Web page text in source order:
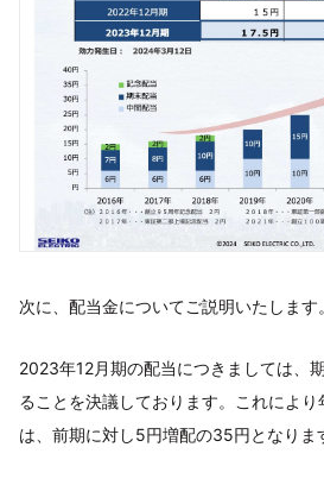
次に、配当金についてご説明いたします。
2023年12月期の配当につきましては、
ることを決議しております。これによ
は、前期に対し5円増配の35円となりま